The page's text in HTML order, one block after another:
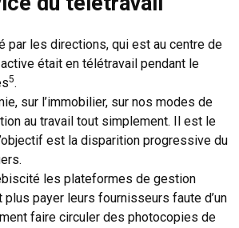
par les directions, qui est au centre de
était en télétravail pendant le
5.
sur l’immobilier, sur nos modes de
au travail tout simplement. Il est le
est la disparition progressive du
les plateformes de gestion
payer leurs fournisseurs faute d’un
faire circuler des photocopies de